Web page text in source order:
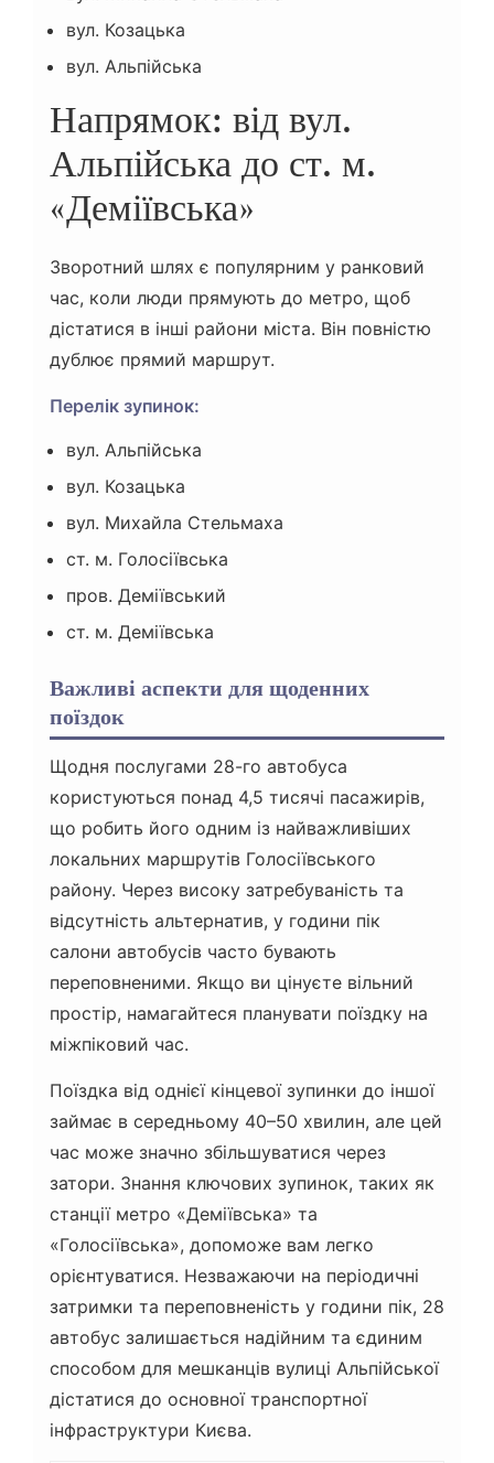
вул. Козацька
вул. Альпійська
Напрямок: від вул.
Альпійська до ст. м.
«Деміївська»
Зворотний шлях є популярним у ранковий
час, коли люди прямують до метро, щоб
дістатися в інші райони міста. Він повністю
дублює прямий маршрут.
Перелік зупинок:
вул. Альпійська
вул. Козацька
вул. Михайла Стельмаха
ст. м. Голосіївська
пров. Деміївський
ст. м. Деміївська
Важливі аспекти для щоденних
поїздок
Щодня послугами 28-го автобуса
користуються понад 4,5 тисячі пасажирів,
що робить його одним із найважливіших
локальних маршрутів Голосіївського
району. Через високу затребуваність та
відсутність альтернатив, у години пік
салони автобусів часто бувають
переповненими. Якщо ви цінуєте вільний
простір, намагайтеся планувати поїздку на
міжпіковий час.
Поїздка від однієї кінцевої зупинки до іншої
займає в середньому 40–50 хвилин, але цей
час може значно збільшуватися через
затори. Знання ключових зупинок, таких як
станції метро «Деміївська» та
«Голосіївська», допоможе вам легко
орієнтуватися. Незважаючи на періодичні
затримки та переповненість у години пік, 28
автобус залишається надійним та єдиним
способом для мешканців вулиці Альпійської
дістатися до основної транспортної
інфраструктури Києва.